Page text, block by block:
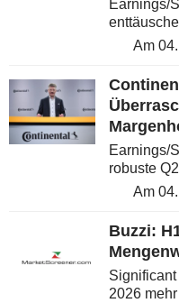
Earnings/
Umsatz
und die
als
Am
Earnings/Sales
robuste
EBIT und
lagen
Am
Buzzi:
Significant news Buzzi
2026